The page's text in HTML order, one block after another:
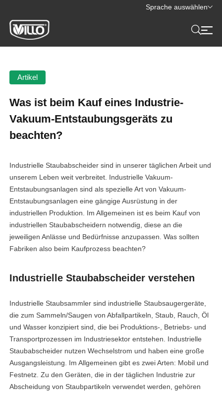
Sprache auswählen
Artikel
Was ist beim Kauf eines Industrie-
Vakuum-Entstaubungsgeräts zu
beachten?
Industrielle Staubabscheider sind in unserer täglichen Arbeit und
unserem Leben weit verbreitet. Industrielle Vakuum-
Entstaubungsanlagen sind als spezielle Art von Vakuum-
Entstaubungsanlagen eine gängige Ausrüstung in der
industriellen Produktion. Im Allgemeinen ist es beim Kauf von
industriellen Staubabscheidern notwendig, diese an die
jeweiligen Anlässe und Bedürfnisse anzupassen. Was sollten
Fabriken also beim Kaufprozess beachten?
Industrielle Staubabscheider verstehen
Industrielle Staubsammler sind industrielle Staubsaugergeräte,
die zum Sammeln/Saugen von Abfallpartikeln, Staub, Rauch, Öl
und Wasser konzipiert sind, die bei Produktions-, Betriebs- und
Transportprozessen im Industriesektor entstehen. Industrielle
Staubabscheider nutzen Wechselstrom und haben eine große
Ausgangsleistung. Im Allgemeinen gibt es zwei Arten: Mobil und
Festnetz. Zu den Geräten, die in der täglichen Industrie zur
Abscheidung von Staubpartikeln verwendet werden, gehören